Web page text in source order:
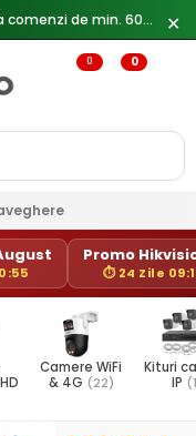
✕
0 0
Promo
⏱ 24 Zile
Camere WiFi
& 4G (22)
Kituri
IP